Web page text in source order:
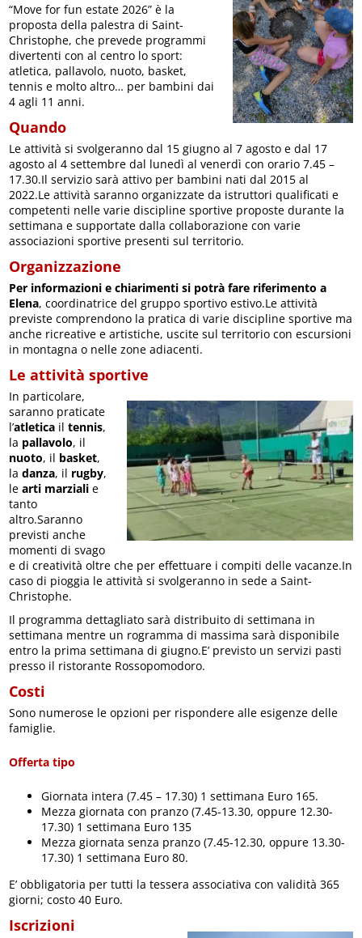
“Move for fun estate 2026” è la
proposta della palestra di Saint-
Christophe, che prevede programmi
divertenti con al centro lo sport:
atletica, pallavolo, nuoto, basket,
tennis e molto altro… per bambini dai
4 agli 11 anni.
Quando
Le attività si svolgeranno dal 15 giugno al 7 agosto e dal 17
agosto al 4 settembre dal lunedì al venerdì con orario 7.45 –
17.30.Il servizio sarà attivo per bambini nati dal 2015 al
2022.Le attività saranno organizzate da istruttori qualificati e
competenti nelle varie discipline sportive proposte durante la
settimana e supportate dalla collaborazione con varie
associazioni sportive presenti sul territorio.
Organizzazione
Per informazioni e chiarimenti si potrà fare riferimento a
Elena, coordinatrice del gruppo sportivo estivo.Le attività
previste comprendono la pratica di varie discipline sportive ma
anche ricreative e artistiche, uscite sul territorio con escursioni
in montagna o nelle zone adiacenti.
Le attività sportive
In particolare,
saranno praticate
l’atletica il tennis,
la pallavolo, il
nuoto, il basket,
ladanza, il rugby,
learti marziali e
tanto
altro.Saranno
previsti anche
momenti di svago
e di creatività oltre che per effettuare i compiti delle vacanze.In
caso di pioggia le attività si svolgeranno in sede a Saint-
Christophe.
Il programma dettagliato sarà distribuito di settimana in
settimana mentre un rogramma di massima sarà disponibile
entro la prima settimana di giugno.E’ previsto un servizi pasti
presso il ristorante Rossopomodoro.
Costi
Sono numerose le opzioni per rispondere alle esigenze delle
famiglie.
Offerta tipo
Giornata intera (7.45 – 17.30) 1 settimana Euro 165.
Mezza giornata con pranzo (7.45-13.30, oppure 12.30-
17.30) 1 settimana Euro 135
Mezza giornata senza pranzo (7.45-12.30, oppure 13.30-
17.30) 1 settimana Euro 80.
E’ obbligatoria per tutti la tessera associativa con validità 365
giorni; costo 40 Euro.
Iscrizioni